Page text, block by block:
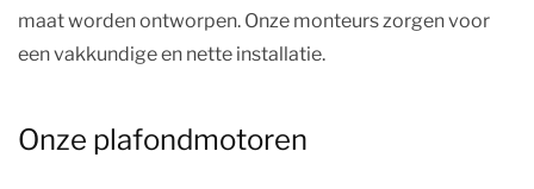
maat worden ontworpen. Onze monteurs zorgen voor
een vakkundige en nette installatie.
Onze plafondmotoren